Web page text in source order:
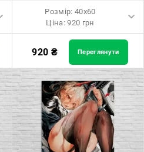
Розмір: 40x60
Ціна: 920 грн
Розмір: 40x60 Ціна: 920 грн
Розмір: 60x90 Ціна: 1650 грн
Розмір: 80x120 Ціна: 2050 грн
920 ₴ Переглянути